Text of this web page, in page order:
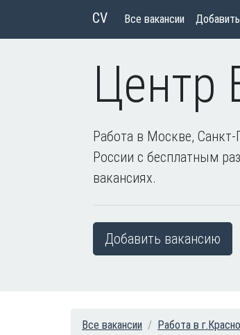
CV Все вакансии
Центр
Работа в Москве, Санкт-
России с бесплатным
вакансиях.
Добавить вакансию
Все вакансии Работа в